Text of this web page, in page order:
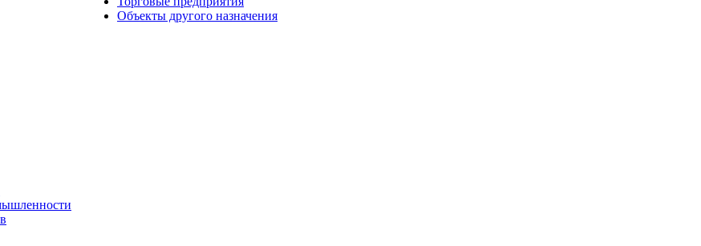
Объекты другого назначения